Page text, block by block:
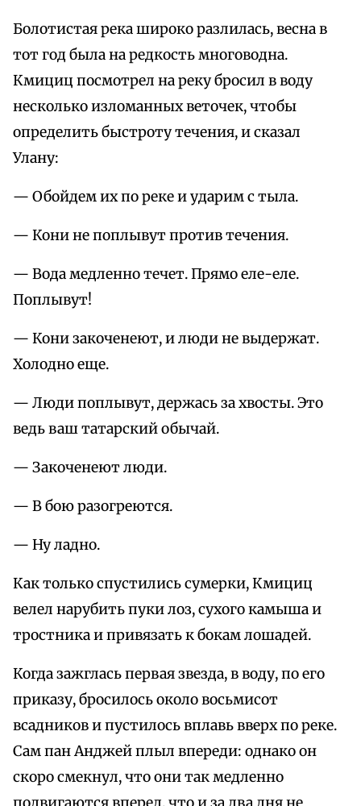
Болотистая река широко разлилась, весна в
тот год была на редкость многоводна.
Кмициц посмотрел на реку бросил в воду
несколько изломанных веточек, чтобы
определить быстроту течения, и сказал
Улану:
— Обойдем их по реке и ударим с тыла.
— Кони не поплывут против течения.
— Вода медленно течет. Прямо еле-еле.
Поплывут!
— Кони закоченеют, и люди не выдержат.
Холодно еще.
— Люди поплывут, держась за хвосты. Это
ведь ваш татарский обычай.
— Закоченеют люди.
— В бою разогреются.
— Ну ладно.
Как только спустились сумерки, Кмициц
велел нарубить пуки лоз, сухого камыша и
тростника и привязать к бокам лошадей.
Когда зажглась первая звезда, в воду, по его
приказу, бросилось около восьмисот
всадников и пустилось вплавь вверх по реке.
Сам пан Анджей плыл впереди: однако он
скоро смекнул, что они так медленно